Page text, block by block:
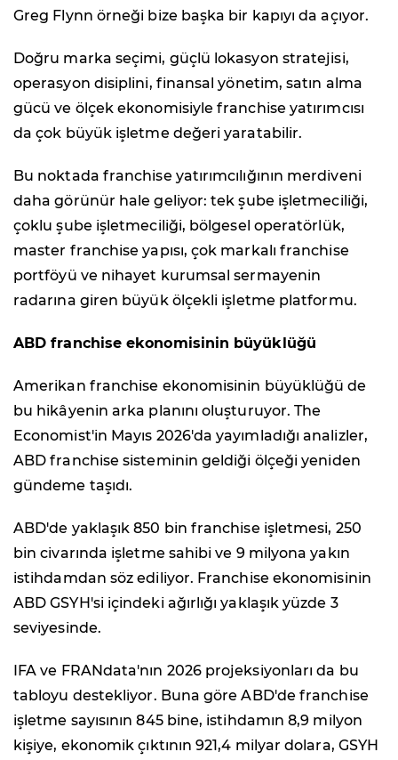
Greg Flynn örneği bize başka bir kapıyı da açıyor.
Doğru marka seçimi, güçlü lokasyon stratejisi,
operasyon disiplini, finansal yönetim, satın alma
gücü ve ölçek ekonomisiyle franchise yatırımcısı
da çok büyük işletme değeri yaratabilir.
Bu noktada franchise yatırımcılığının merdiveni
daha görünür hale geliyor: tek şube işletmeciliği,
çoklu şube işletmeciliği, bölgesel operatörlük,
master franchise yapısı, çok markalı franchise
portföyü ve nihayet kurumsal sermayenin
radarına giren büyük ölçekli işletme platformu.
ABD franchise ekonomisinin büyüklüğü
Amerikan franchise ekonomisinin büyüklüğü de
bu hikâyenin arka planını oluşturuyor. The
Economist'in Mayıs 2026'da yayımladığı analizler,
ABD franchise sisteminin geldiği ölçeği yeniden
gündeme taşıdı.
ABD'de yaklaşık 850 bin franchise işletmesi, 250
bin civarında işletme sahibi ve 9 milyona yakın
istihdamdan söz ediliyor. Franchise ekonomisinin
ABD GSYH'si içindeki ağırlığı yaklaşık yüzde 3
seviyesinde.
IFA ve FRANdata'nın 2026 projeksiyonları da bu
tabloyu destekliyor. Buna göre ABD'de franchise
işletme sayısının 845 bine, istihdamın 8,9 milyon
kişiye, ekonomik çıktının 921,4 milyar dolara, GSYH